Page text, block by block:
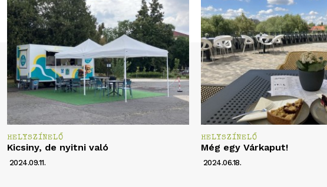
HELYSZÍNELŐ
Kicsiny, de nyitni való
2024.09.11.
HELYSZÍNELŐ
Még egy Várkaput!
2024.06.18.